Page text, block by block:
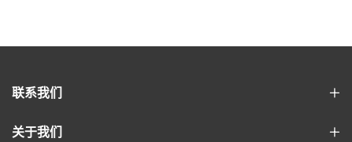
联系我们
关于我们